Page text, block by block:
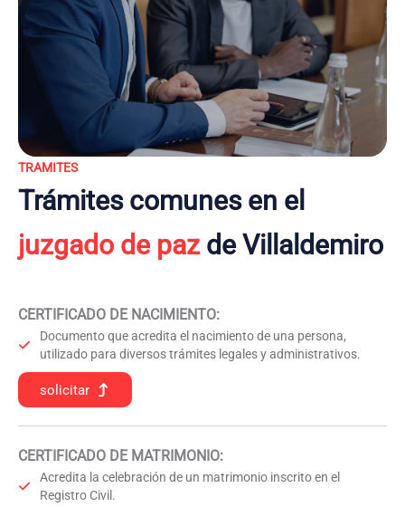
TRAMITES
Trámites comunes en el
juzgado de pazde Villaldemiro
CERTIFICADO DE NACIMIENTO:
Documento que acredita el nacimiento de una persona,
utilizado para diversos trámites legales y administrativos.
solicitar
CERTIFICADO DE MATRIMONIO:
Acredita la celebración de un matrimonio inscrito en el
Registro Civil.